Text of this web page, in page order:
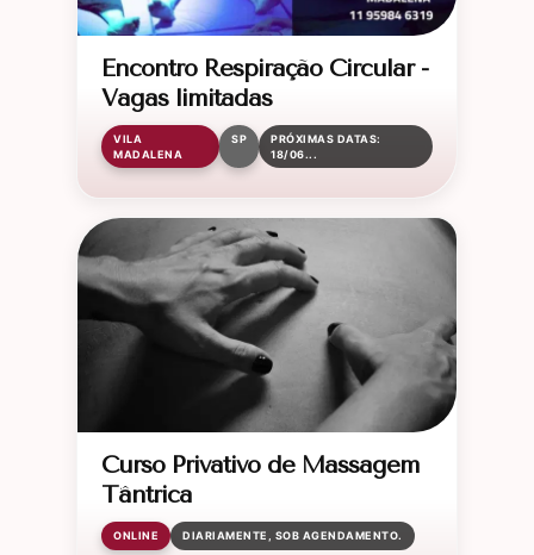
Encontro Respiração Circular -
Vagas limitadas
VILA
MADALENA
SP
PRÓXIMAS DATAS:
18/06...
Curso Privativo de Massagem
Tântrica
ONLINE DIARIAMENTE, SOB AGENDAMENTO.